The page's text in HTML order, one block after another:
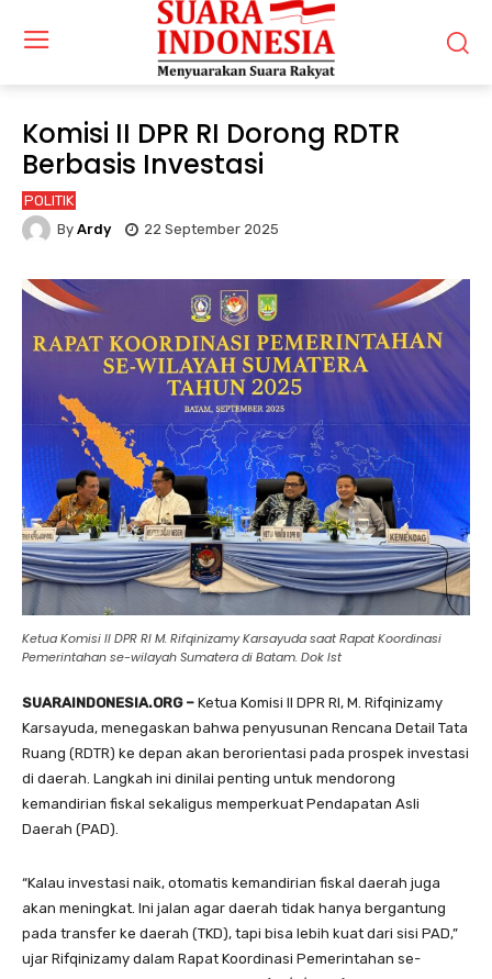
Komisi II DPR RI Dorong RDTR
Berbasis Investasi
POLITIK
By Ardy 22 September 2025
Ketua Komisi II DPR RI M. Rifqinizamy Karsayuda saat Rapat Koordinasi
Pemerintahan se-wilayah Sumatera di Batam. Dok Ist
SUARAINDONESIA.ORG – Ketua Komisi II DPR RI, M. Rifqinizamy
Karsayuda, menegaskan bahwa penyusunan Rencana Detail Tata
Ruang (RDTR) ke depan akan berorientasi pada prospek investasi
di daerah. Langkah ini dinilai penting untuk mendorong
kemandirian fiskal sekaligus memperkuat Pendapatan Asli
Daerah (PAD).
“Kalau investasi naik, otomatis kemandirian fiskal daerah juga
akan meningkat. Ini jalan agar daerah tidak hanya bergantung
pada transfer ke daerah (TKD), tapi bisa lebih kuat dari sisi PAD,”
ujar Rifqinizamy dalam Rapat Koordinasi Pemerintahan se-